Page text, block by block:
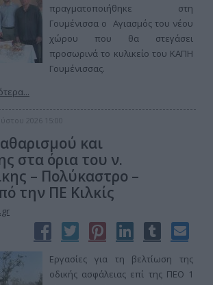
πραγματοποιήθηκε στη
Γουμένισσα ο Αγιασμός του νέου
χώρου που θα στεγάσει
προσωρινά το κυλικείο του ΚΑΠΗ
Γουμένισσας.
2026 15:00
και
στα όρια του ν.
– Πολύκαστρο –
την ΠΕ Κιλκίς
Εργασίες για τη βελτίωση της
οδικής ασφάλειας επί της ΠΕΟ 1